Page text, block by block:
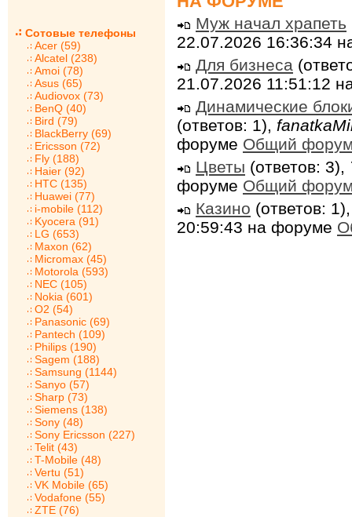
Сотовые телефоны
Acer (59)
Alcatel (238)
Amoi (78)
Asus (65)
Audiovox (73)
BenQ (40)
Bird (79)
BlackBerry (69)
Ericsson (72)
Fly (188)
Haier (92)
HTC (135)
Huawei (77)
i-mobile (112)
Kyocera (91)
LG (653)
Maxon (62)
Micromax (45)
Motorola (593)
NEC (105)
Nokia (601)
O2 (54)
Panasonic (69)
Pantech (109)
Philips (190)
Sagem (188)
Samsung (1144)
Sanyo (57)
Sharp (73)
Siemens (138)
Sony (48)
Sony Ericsson (227)
Telit (43)
T-Mobile (48)
Vertu (51)
VK Mobile (65)
Vodafone (55)
ZTE (76)
Муж начал храпеть
22.07.2026 16:36:34
Для бизнеса
21.07.2026 11:51:12
Динамические
(ответов: 1),
форуме Общий
Цветы (ответов: 3),
форуме Общий
Казино (ответов:
20:59:43 на форуме